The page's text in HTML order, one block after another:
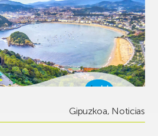
Gipuzkoa, Noticias